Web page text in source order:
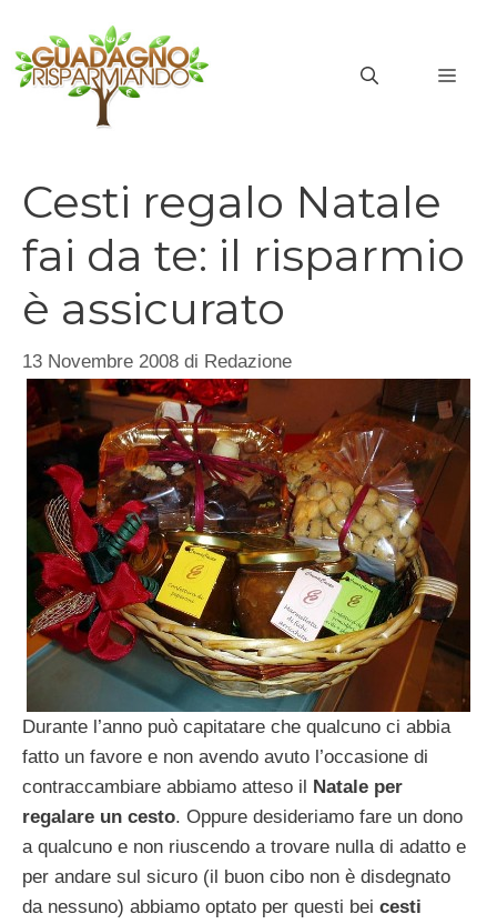
contenuto
Cesti regalo Natale
fai da te: il risparmio
è assicurato
13 Novembre 2008 di Redazione
Durante l’anno può capitatare che qualcuno ci abbia
fatto un favore e non avendo avuto l’occasione di
contraccambiare abbiamo atteso il Natale per
regalare un cesto. Oppure desideriamo fare un dono
a qualcuno e non riuscendo a trovare nulla di adatto e
per andare sul sicuro (il buon cibo non è disdegnato
da nessuno) abbiamo optato per questi bei cesti